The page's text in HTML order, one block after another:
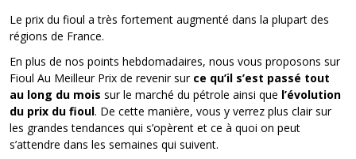
Le prix du fioul a très fortement augmenté dans la plupart des
régions de France.
En plus de nos points hebdomadaires, nous vous proposons sur
Fioul Au Meilleur Prix de revenir sur ce qu’il s’est passé tout
au long du mois sur le marché du pétrole ainsi que l’évolution
du prix du fioul. De cette manière, vous y verrez plus clair sur
les grandes tendances qui s’opèrent et ce à quoi on peut
s’attendre dans les semaines qui suivent.